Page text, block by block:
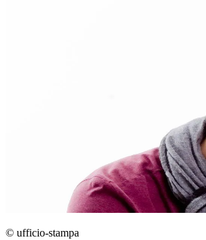
© ufficio-stampa